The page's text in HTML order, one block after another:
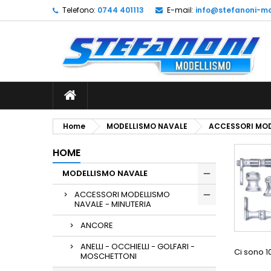
Telefono: 0744 401113 E-mail: info@stefanoni-
Home MODELLISMO NAVALE ACCESSORI
HOME
MODELLISMO NAVALE
ACCESSORI MODELLISMO
NAVALE - MINUTERIA
ANCORE
ANELLI - OCCHIELLI - GOLFARI -
MOSCHETTONI
Ci sono